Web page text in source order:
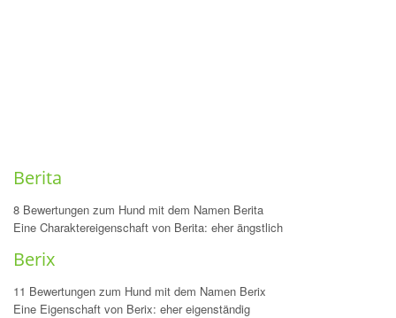
Berita
8 Bewertungen zum Hund mit dem Namen Berita
Eine Charaktereigenschaft von Berita: eher ängstlich
Berix
11 Bewertungen zum Hund mit dem Namen Berix
Eine Eigenschaft von Berix: eher eigenständig